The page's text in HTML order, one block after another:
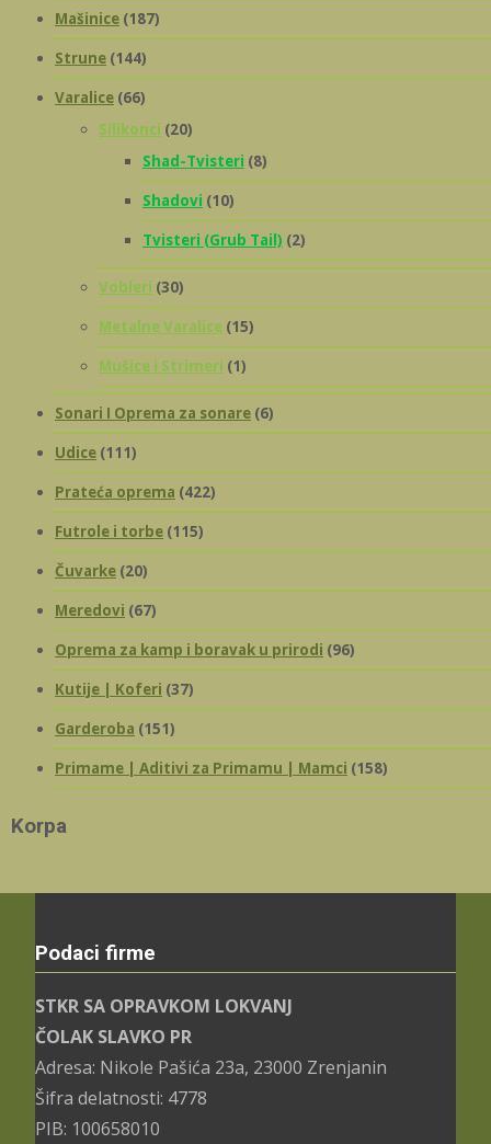
Mašinice (187)
Strune (144)
Varalice (66)
Silikonci (20)
Shad-Tvisteri (8)
Shadovi (10)
Tvisteri (Grub Tail) (2)
Vobleri (30)
Metalne Varalice (15)
Mušice i Strimeri (1)
Sonari I Oprema za sonare (6)
Udice (111)
Prateća oprema (422)
Futrole i torbe (115)
Čuvarke (20)
Meredovi (67)
Oprema za kamp i boravak u prirodi (96)
Kutije | Koferi (37)
Garderoba (151)
Primame | Aditivi za Primamu | Mamci (158)
Korpa
Podaci firme
STKR SA OPRAVKOM LOKVANJ
ČOLAK SLAVKO PR
Adresa: Nikole Pašića 23a, 23000 Zrenjanin
Šifra delatnosti: 4778
PIB: 100658010